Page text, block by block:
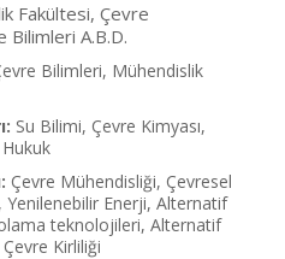
Fakültesi, Çevre
Bilimleri A.B.D.
Bilimleri, Mühendislik
Su Bilimi, Çevre Kimyası,
Çevre Mühendisliği, Çevresel
Enerji, Alternatif
teknolojileri, Alternatif
Kirliliği